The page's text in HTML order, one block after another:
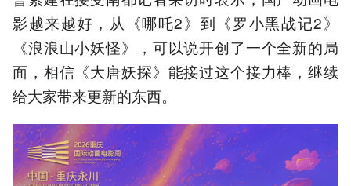
影越来越好，从《哪吒2》到《罗小黑战记2》
《浪浪山小妖怪》，可以说开创了一个全新的局
面，相信《大唐妖探》能接过这个接力棒，继续
给大家带来更新的东西。